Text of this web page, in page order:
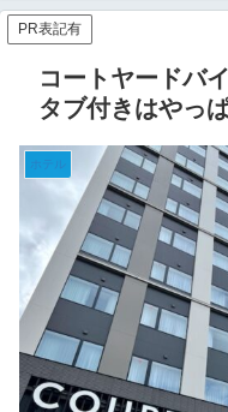
PR表記有
コートヤードバ
タブ付きはやっ
ホテル